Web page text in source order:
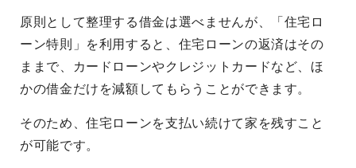
原則として整理する借金は選べませんが、「住宅ロ
ーン特則」を利用すると、住宅ローンの返済はその
ままで、カードローンやクレジットカードなど、ほ
かの借金だけを減額してもらうことができます。
そのため、住宅ローンを支払い続けて家を残すこと
が可能です。